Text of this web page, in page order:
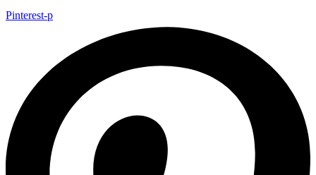
Pinterest-p